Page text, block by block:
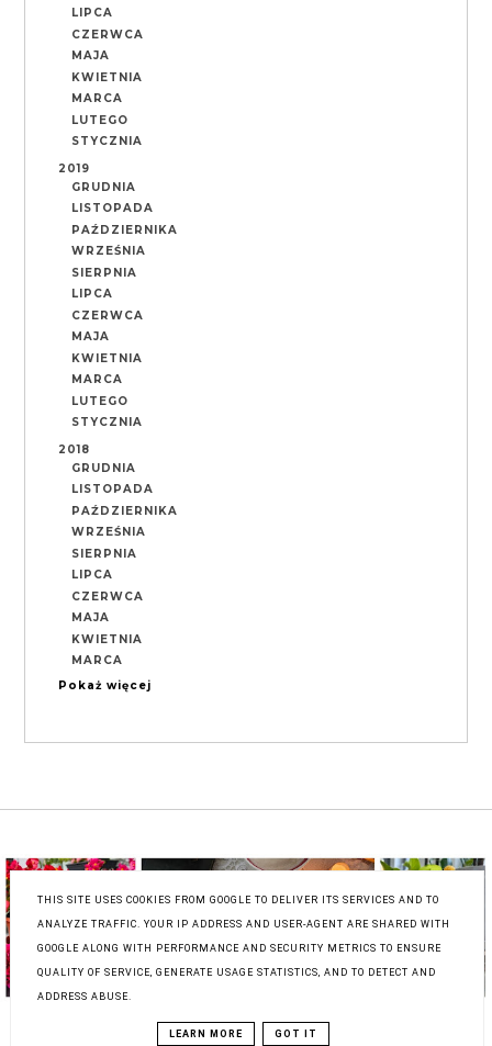
LIPCA
CZERWCA
MAJA
KWIETNIA
MARCA
LUTEGO
STYCZNIA
2019
GRUDNIA
LISTOPADA
PAŹDZIERNIKA
WRZEŚNIA
SIERPNIA
LIPCA
CZERWCA
MAJA
KWIETNIA
MARCA
LUTEGO
STYCZNIA
2018
GRUDNIA
LISTOPADA
PAŹDZIERNIKA
WRZEŚNIA
SIERPNIA
LIPCA
CZERWCA
MAJA
KWIETNIA
MARCA
Pokaż więcej
THIS SITE USES COOKIES FROM GOOGLE TO DELIVER ITS SERVICES AND TO
ANALYZE TRAFFIC. YOUR IP ADDRESS AND USER-AGENT ARE SHARED WITH
GOOGLE ALONG WITH PERFORMANCE AND SECURITY METRICS TO ENSURE
QUALITY OF SERVICE, GENERATE USAGE STATISTICS, AND TO DETECT AND
ADDRESS ABUSE.
LEARN MORE GOT IT